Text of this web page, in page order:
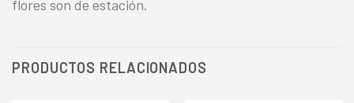
flores son de estación.
PRODUCTOS RELACIONADOS